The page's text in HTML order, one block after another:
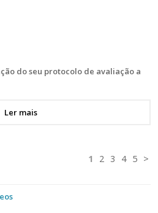
do seu protocolo de avaliação a
Ler mais
1 2 3 4 5 >